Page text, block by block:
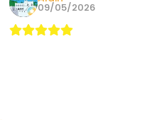
09/05/2026